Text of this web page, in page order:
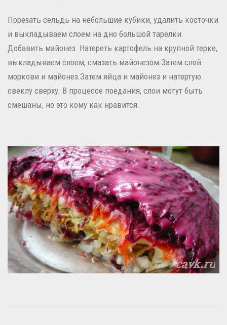
Порезать сельдь на небольшие кубики, удалить косточки
и выкладываем слоем на дно большой тарелки.
Добавить майонез. Натереть картофель на крупной терке,
выкладываем слоем, смазать майонезом.Затем слой
моркови и майонез.Затем яйца и майонез и натертую
свеклу сверху. В процессе поедания, слои могут быть
смешаны, но это кому как нравится.